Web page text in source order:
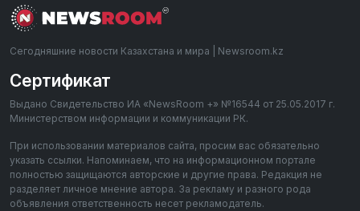
Сегодняшние новости Казахстана и мира | Newsroom.kz
Сертификат
Выдано Свидетельство ИА «NewsRoom +» №16544 от 25.05.2017 г.
Министерством информации и коммуникации РК.
При использовании материалов сайта, просим вас обязательно
указать ссылки. Напоминаем, что на информационном портале
полностью защищаются авторские и другие права. Редакция не
разделяет личное мнение автора. За рекламу и разного рода
объявления ответственность несет рекламодатель.